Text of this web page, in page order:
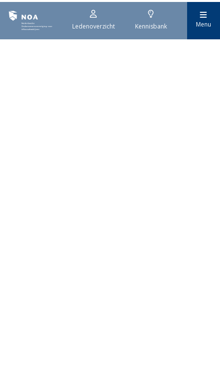
Ledenoverzicht Kennisbank Menu
Regels per 01-01-2015
Alle afspraken die hier beschreven staan, zijn